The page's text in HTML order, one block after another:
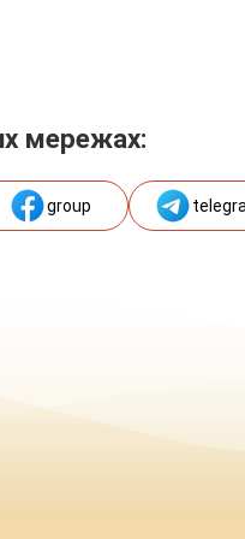
мережах:
group